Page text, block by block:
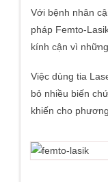
Với bệnh nhân
pháp Femto-
kính cận vì
Việc dùng tia
bỏ nhiều biến
khiến cho